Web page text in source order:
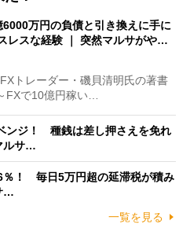
6000万円の負債と引き換えに手に
レスな経験 ｜ 突然マルサがや…
トレーダー・磯貝清明氏の著書
FXで10億円稼い…
ンジ！ 種銭は差し押さえを免れ
ルサ…
％！ 毎日5万円超の延滞税が積み
…
一覧を見る